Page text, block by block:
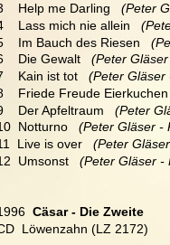
Help me Darling (Peter
Lass mich nie allein
Im Bauch des Riesen
Die Gewalt
(Peter
Kain ist tot (Peter Gläser
Friede Freude
Der Apfeltraum (Peter
Notturno (Peter Gläser -
Live is over (Peter
Umsonst (Peter Gläser -
Cäsar - Die Zweite
Löwenzahn (LZ 2172)